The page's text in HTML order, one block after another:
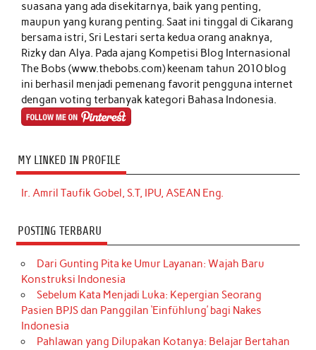
suasana yang ada disekitarnya, baik yang penting,
maupun yang kurang penting. Saat ini tinggal di Cikarang
bersama istri, Sri Lestari serta kedua orang anaknya,
Rizky dan Alya. Pada ajang Kompetisi Blog Internasional
The Bobs (www.thebobs.com) keenam tahun 2010 blog
ini berhasil menjadi pemenang favorit pengguna internet
dengan voting terbanyak kategori Bahasa Indonesia.
MY LINKED IN PROFILE
Ir. Amril Taufik Gobel, S.T, IPU, ASEAN Eng.
POSTING TERBARU
Dari Gunting Pita ke Umur Layanan: Wajah Baru
Konstruksi Indonesia
Sebelum Kata Menjadi Luka: Kepergian Seorang
Pasien BPJS dan Panggilan ‘Einfühlung’ bagi Nakes
Indonesia
Pahlawan yang Dilupakan Kotanya: Belajar Bertahan